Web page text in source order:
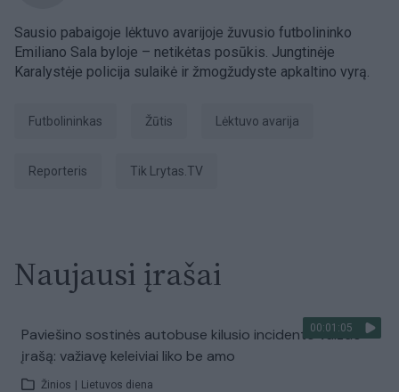
Sausio pabaigoje lėktuvo avarijoje žuvusio futbolininko
Emiliano Sala byloje – netikėtas posūkis. Jungtinėje
Karalystėje policija sulaikė ir žmogžudyste apkaltino vyrą.
futbolininkas žūtis lėktuvo avarija
Reporteris tik Lrytas.TV
Naujausi įrašai
00:01:05
Paviešino sostinės autobuse kilusio incidento vaizdo
įrašą: važiavę keleiviai liko be amo
Žinios Lietuvos diena